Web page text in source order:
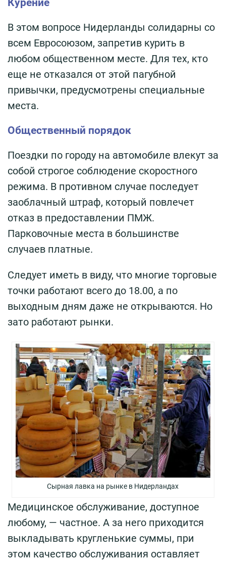
Курение
В этом вопросе Нидерланды солидарны со
всем Евросоюзом, запретив курить в
любом общественном месте. Для тех, кто
еще не отказался от этой пагубной
привычки, предусмотрены специальные
места.
Общественный порядок
Поездки по городу на автомобиле влекут за
собой строгое соблюдение скоростного
режима. В противном случае последует
заоблачный штраф, который повлечет
отказ в предоставлении ПМЖ.
Парковочные места в большинстве
случаев платные.
Следует иметь в виду, что многие торговые
точки работают всего до 18.00, а по
выходным дням даже не открываются. Но
зато работают рынки.
Сырная лавка на рынке в Нидерландах
Медицинское обслуживание, доступное
любому, — частное. А за него приходится
выкладывать кругленькие суммы, при
этом качество обслуживания оставляет